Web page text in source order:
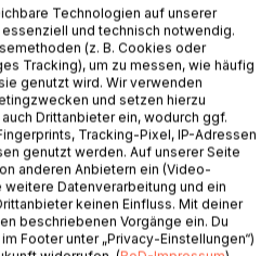
handelt von magischer
Gnostikern, die Aufträge ihrer
es werden unglaubliche
von Kämpfen der Frater
von okkulten Attentaten und
Gegenmaßen und
mittels der Runen
Riten, von
dunklen und hellen Schamanen
von
Freimaurer, von inkarnierten
Technologien auf unserer
und technisch notwendig.
(z. B. Cookies oder
Tracking), um zu messen, wie häufig
genutzt wird. Wir verwenden
und setzen hierzu
Drittanbieter ein, wodurch ggf.
Tracking-Pixel, IP-Adressen
genutzt werden. Auf unserer Seite
anderen Anbietern ein (Video-
Datenverarbeitung und ein
keinen Einfluss. Mit deiner
beschriebenen Vorgänge ein. Du
Footer unter „Privacy-Einstellungen“)